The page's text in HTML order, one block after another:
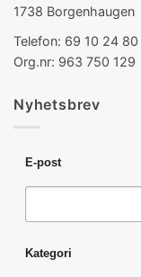
1738 Borgenhaugen
Telefon: 69 10 24 80
Org.nr: 963 750 129
Nyhetsbrev
E-post
Kategori